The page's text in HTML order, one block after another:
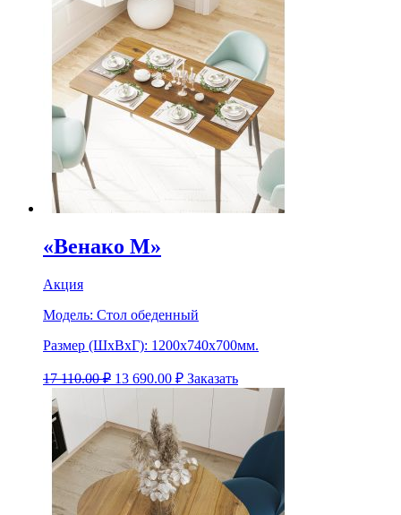
«Венако М»
Акция
Модель: Стол обеденный
Размер (ШхВхГ): 1200х740х700мм.
17 110.00₽ 13 690.00 ₽ Заказать